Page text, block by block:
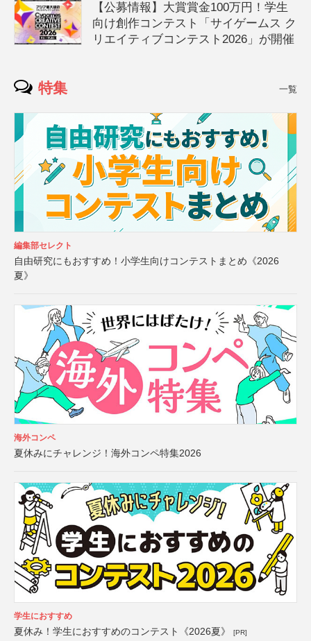
【公募情報】大賞賞金100万円！学生
向け創作コンテスト「サイゲームス ク
リエイティブコンテスト2026」が開催
特集 一覧
編集部セレクト
自由研究にもおすすめ！小学生向けコンテストまとめ《2026
夏》
海外コンペ
夏休みにチャレンジ！海外コンペ特集2026
学生におすすめ
夏休み！学生におすすめのコンテスト《2026夏》 [PR]